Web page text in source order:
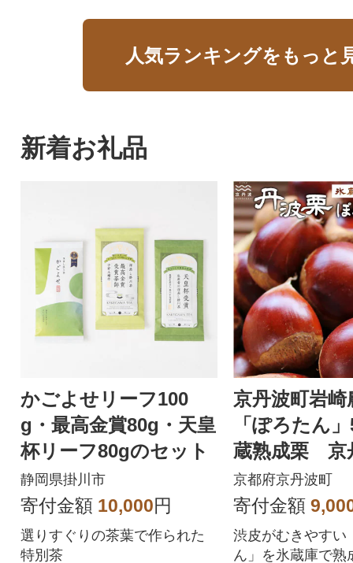
人気ランキングをもっと
新着お礼品
かごよせリーフ100
g・最高金賞80g・天皇
杯リーフ80gのセット
静岡県掛川市
寄付金額 10,000円
選りすぐりの茶葉で作られた
特別茶
京丹波町岩崎
「ぽろたん
蔵熟成栗 京
丹波栗
京都府京丹波町
寄付金額
渋皮がむきやすい
ん」を氷蔵庫で熟